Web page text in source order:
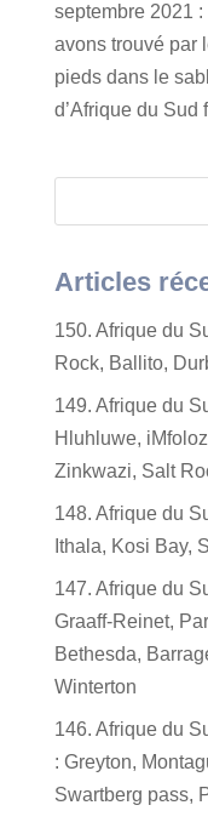
septembre 2021
avons trouvé par
pieds dans le
d’Afrique du Sud
Articles
150. Afrique du
Rock, Ballito,
149. Afrique du
Hluhluwe,
Zinkwazi, Salt
148. Afrique du
Ithala, Kosi Bay,
147. Afrique du
Graaff-Reinet,
Bethesda,
Winterton
146. Afrique du
: Greyton,
Swartberg pass,